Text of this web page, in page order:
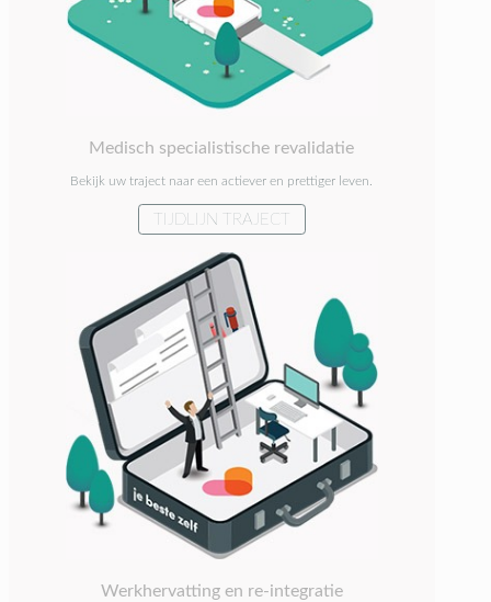
Medisch specialistische revalidatie
Bekijk uw traject naar een actiever en prettiger leven.
TIJDLIJN TRAJECT
Werkhervatting en re-integratie